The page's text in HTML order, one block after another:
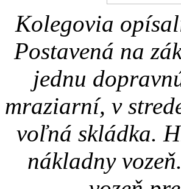
Kolegovia
Postavená na
jednu
mraziarní, v
voľná skládka.
nákladny